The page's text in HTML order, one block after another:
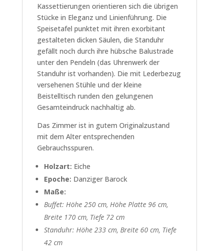
Kassettierungen orientieren sich die übrigen
Stücke in Eleganz und Linienführung. Die
Speisetafel punktet mit ihren exorbitant
gestalteten dicken Säulen, die Standuhr
gefällt noch durch ihre hübsche Balustrade
unter den Pendeln (das Uhrenwerk der
Standuhr ist vorhanden). Die mit Lederbezug
versehenen Stühle und der kleine
Beistelltisch runden den gelungenen
Gesamteindruck nachhaltig ab.
Das Zimmer ist in gutem Originalzustand
mit dem Alter entsprechenden
Gebrauchsspuren.
Holzart: Eiche
Epoche: Danziger Barock
Maße:
Buffet: Höhe 250 cm, Höhe Platte 96 cm,
Breite 170 cm, Tiefe 72 cm
Standuhr: Höhe 233 cm, Breite 60 cm, Tiefe
42 cm